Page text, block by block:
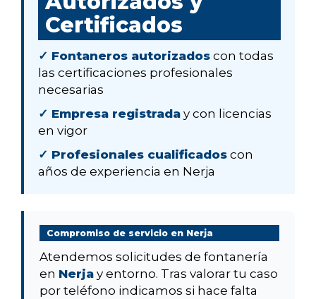
Certificados
✓ Fontaneros autorizados con todas
las certificaciones profesionales
necesarias
✓ Empresa registrada y con licencias
en vigor
✓ Profesionales cualificados con
años de experiencia en Nerja
Compromiso de servicio en Nerja
Atendemos solicitudes de fontanería
en Nerja y entorno. Tras valorar tu caso
por teléfono indicamos si hace falta